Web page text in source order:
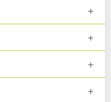
+
+
+
+